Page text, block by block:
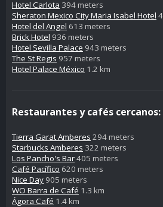
Hotel Carlota 394 meters
Sheraton Mexico City Maria Isabel Hotel
Hotel del Angel 613 meters
Brick Hotel 936 meters
Hotel Sevilla Palace 943 meters
The St Regis 957 meters
Hotel Palace México 1.2 km
Restaurantes y cafés cercanos:
Tierra Garat Amberes 294 meters
Starbucks Amberes 322 meters
Los Pancho's Bar405 meters
Café Pacífico 620 meters
Nice Day 905 meters
WO Barra de Café 1.3 km
Ágora Café 1.4 km